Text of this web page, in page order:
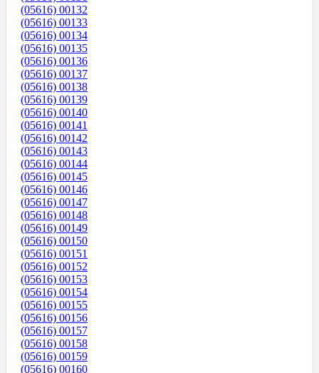
(05616) 00132
(05616) 00133
(05616) 00134
(05616) 00135
(05616) 00136
(05616) 00137
(05616) 00138
(05616) 00139
(05616) 00140
(05616) 00141
(05616) 00142
(05616) 00143
(05616) 00144
(05616) 00145
(05616) 00146
(05616) 00147
(05616) 00148
(05616) 00149
(05616) 00150
(05616) 00151
(05616) 00152
(05616) 00153
(05616) 00154
(05616) 00155
(05616) 00156
(05616) 00157
(05616) 00158
(05616) 00159
(05616) 00160